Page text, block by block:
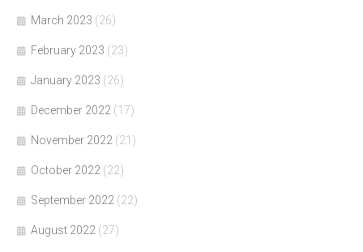
March 2023 (26)
February 2023 (23)
January 2023 (26)
December 2022 (17)
November 2022 (21)
October 2022 (22)
September 2022 (22)
August 2022 (27)